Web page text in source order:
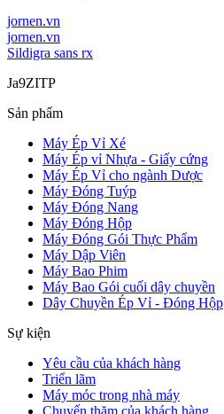
jornen.vn
jornen.vn
Sildigra sans rx
Ja9ZITP
Sản phẩm
Máy Ép Vỉ Xé
Máy Ép vỉ Nhựa - Giấy cứng
Máy Ép Vỉ cho ngành Dược
Máy Đóng Tuýp
Máy Đóng Nang
Máy Đóng Hộp
Máy Đóng Gói Thực Phẩm
Máy Dập Viên
Máy Bao Phim
Máy Bao Gói cuối dây chuyền
Dây Chuyền Ép Vỉ - Đóng Hộp
Sự kiện
Yêu cầu của khách hàng
Triển lãm
Máy móc trong nhà máy